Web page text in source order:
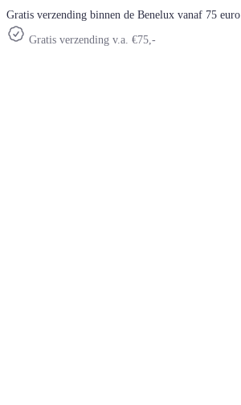
Gratis verzending binnen de Benelux vanaf 75 euro
Gratis verzending v.a. €75,-